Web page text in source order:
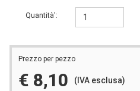
Quantità':
Prezzo per pezzo
€ 8,10 (IVA esclusa)